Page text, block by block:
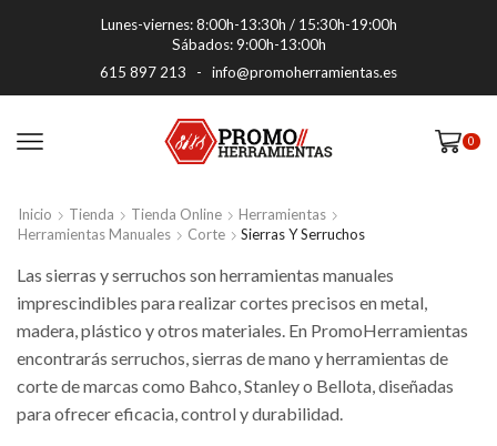
Lunes-viernes: 8:00h-13:30h / 15:30h-19:00h
Sábados: 9:00h-13:00h
615 897 213 - info@promoherramientas.es
0
Inicio Tienda Tienda Online
Herramientas
Herramientas Manuales
Corte Sierras Y Serruchos
Las sierras y serruchos son herramientas manuales
imprescindibles para realizar cortes precisos en metal,
madera, plástico y otros materiales. En PromoHerramientas
encontrarás serruchos, sierras de mano y herramientas de
corte de marcas como Bahco, Stanley o Bellota, diseñadas
para ofrecer eficacia, control y durabilidad.